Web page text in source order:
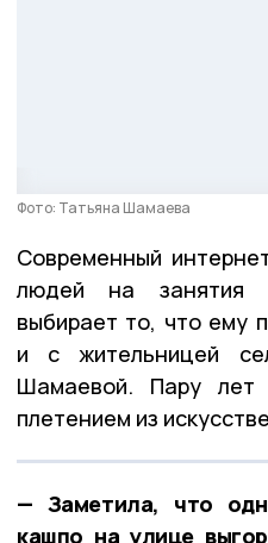
Фото: Татьяна Шамаева
Современный
людей на занятия
выбирает то, что ему
и с жительницей
Шамаевой. Пару лет
плетением из
— Заметила, что
кашпо на улице